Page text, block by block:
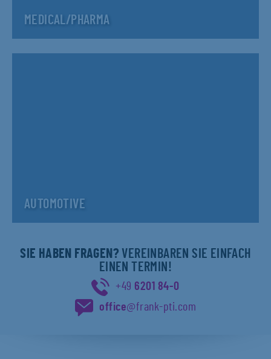
MEDICAL/PHARMA
AUTOMOTIVE
SIE HABEN FRAGEN? VEREINBAREN SIE EINFACH
EINEN TERMIN!
+49 6201 84-0
office@frank-pti.com